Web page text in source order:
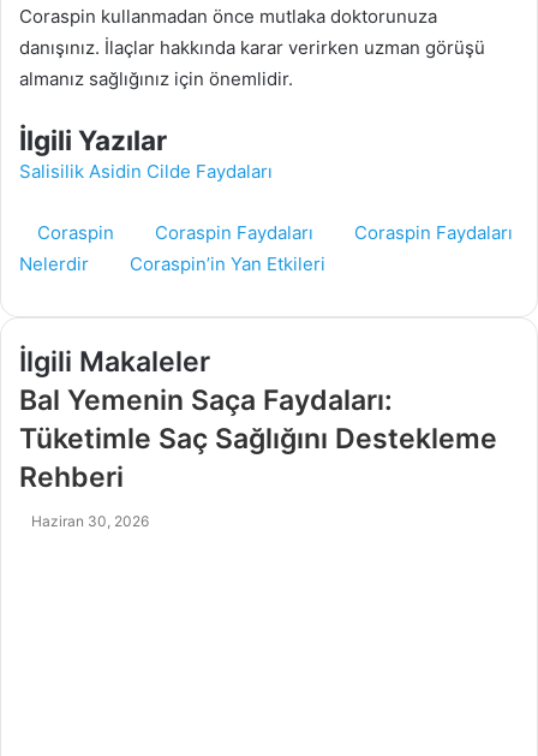
Coraspin kullanmadan önce mutlaka doktorunuza
danışınız. İlaçlar hakkında karar verirken uzman görüşü
almanız sağlığınız için önemlidir.
İlgili Yazılar
Salisilik Asidin Cilde Faydaları
Coraspin Coraspin Faydaları
Coraspin Faydaları
Nelerdir
Coraspin’in Yan Etkileri
İlgili Makaleler
Bal Yemenin Saça Faydaları:
Tüketimle Saç Sağlığını Destekleme
Rehberi
Haziran 30, 2026